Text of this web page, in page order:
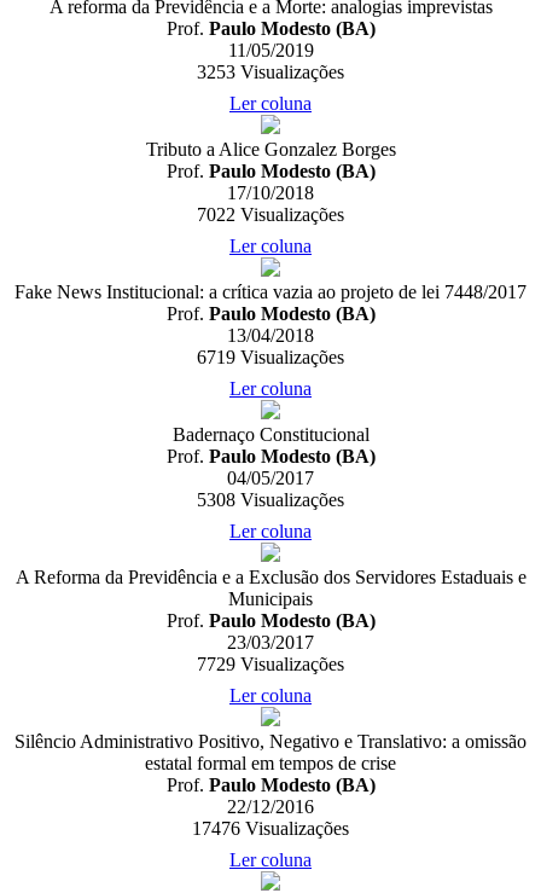
A reforma da Previdência e a Morte: analogias imprevistas
Prof. Paulo Modesto (BA)
11/05/2019
3253 Visualizações
Ler coluna
Tributo a Alice Gonzalez Borges
Prof. Paulo Modesto (BA)
17/10/2018
7022 Visualizações
Ler coluna
Fake News Institucional: a crítica vazia ao projeto de lei 7448/2017
Prof. Paulo Modesto (BA)
13/04/2018
6719 Visualizações
Ler coluna
Badernaço Constitucional
Prof. Paulo Modesto (BA)
04/05/2017
5308 Visualizações
Ler coluna
A Reforma da Previdência e a Exclusão dos Servidores Estaduais e
Municipais
Prof. Paulo Modesto (BA)
23/03/2017
7729 Visualizações
Ler coluna
Silêncio Administrativo Positivo, Negativo e Translativo: a omissão
estatal formal em tempos de crise
Prof. Paulo Modesto (BA)
22/12/2016
17476 Visualizações
Ler coluna